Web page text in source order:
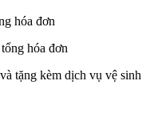
hóa đơn
hóa đơn
tặng kèm dịch vụ vệ sinh